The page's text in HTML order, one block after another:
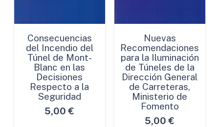
Consecuencias
del Incendio del
Túnel de Mont-
Blanc en las
Decisiones
Respecto a la
Seguridad
5,00 €
Nuevas
Recomendaciones
para la Iluminación
de Túneles de la
Dirección General
de Carreteras,
Ministerio de
Fomento
5,00 €